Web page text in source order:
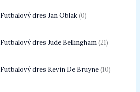
Futbalový dres Jan Oblak 0
Futbalový dres Jude Bellingham 21
Futbalový dres Kevin De Bruyne 10